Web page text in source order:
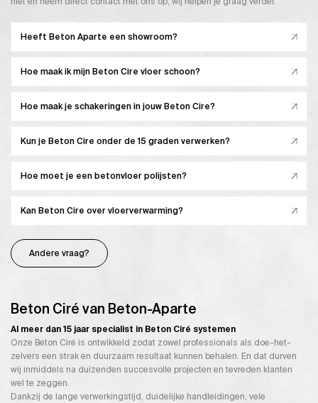
Heeft Beton Aparte een showroom?
Hoe maak ik mijn Beton Cire vloer schoon?
Hoe maak je schakeringen in jouw Beton Cire?
Kun je Beton Cire onder de 15 graden verwerken?
Hoe moet je een betonvloer polijsten?
Kan Beton Cire over vloerverwarming?
Andere vraag?
Beton Ciré van Beton-Aparte
Al meer dan 15 jaar specialist in Beton Ciré systemen
Onze Beton Ciré is ontwikkeld zodat zowel professionals als doe-het-
zelvers een strak en duurzaam resultaat kunnen behalen. En dat durven
wij inmiddels na duizenden succesvolle projecten en tevreden klanten
wel te zeggen.
Dankzij de lange verwerkingstijd, duidelijke handleidingen, vele